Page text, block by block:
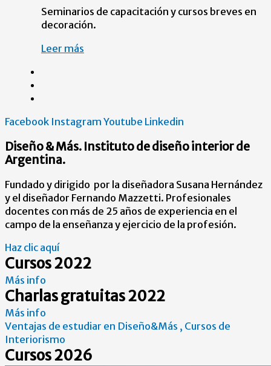
Seminarios de capacitación y cursos breves en
decoración.
Leer más
Facebook Instagram Youtube Linkedin
Diseño & Más. Instituto de diseño interior de
Argentina.
Fundado y dirigido por la diseñadora Susana Hernández
y el diseñador Fernando Mazzetti. Profesionales
docentes con más de 25 años de experiencia en el
campo de la enseñanza y ejercicio de la profesión.
Haz clic aquí
Cursos 2022
Más info
Charlas gratuitas 2022
Más info
Ventajas de estudiar en Diseño&Más , Cursos de
Interiorismo
Cursos 2026